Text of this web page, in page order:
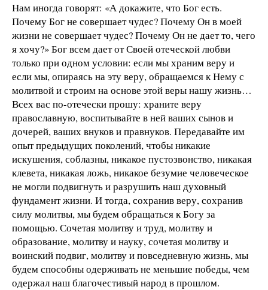
Нам иногда говорят: «А докажите, что Бог есть.
Почему Бог не совершает чудес? Почему Он в моей
жизни не совершает чудес? Почему Он не дает то, чего
я хочу?» Бог всем дает от Своей отеческой любви
только при одном условии: если мы храним веру и
если мы, опираясь на эту веру, обращаемся к Нему с
молитвой и строим на основе этой веры нашу жизнь…
Всех вас по-отечески прошу: храните веру
православную, воспитывайте в ней ваших сынов и
дочерей, ваших внуков и правнуков. Передавайте им
опыт предыдущих поколений, чтобы никакие
искушения, соблазны, никакое пустозвонство, никакая
клевета, никакая ложь, никакое безумие человеческое
не могли подвигнуть и разрушить наш духовный
фундамент жизни. И тогда, сохранив веру, сохранив
силу молитвы, мы будем обращаться к Богу за
помощью. Сочетая молитву и труд, молитву и
образование, молитву и науку, сочетая молитву и
воинский подвиг, молитву и повседневную жизнь, мы
будем способны одерживать не меньшие победы, чем
одержал наш благочестивый народ в прошлом.